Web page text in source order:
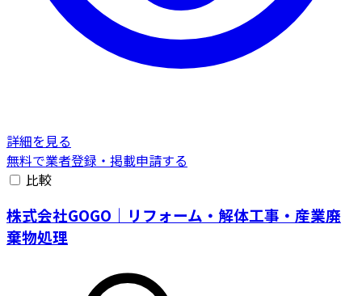
詳細を見る
無料で業者登録・掲載申請する
比較
株式会社GOGO｜リフォーム・解体工事・産業廃
棄物処理